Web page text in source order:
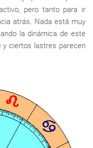
pero tanto para ir
atrás. Nada está muy
la dinámica de este
y ciertos lastres parecen